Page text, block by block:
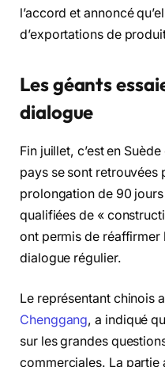
l’accord et annoncé
d’exportations de
Les géants
dialogue
Fin juillet, c’est en
pays se sont retrouvées
prolongation de 90
qualifiées de «
ont permis de réaffirmer
dialogue régulier.
Le représentant chinois
Chenggang, a indiqué
sur les grandes
commerciales. La partie